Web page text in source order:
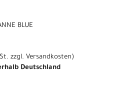
BLUE
zzgl. Versandkosten)
Deutschland